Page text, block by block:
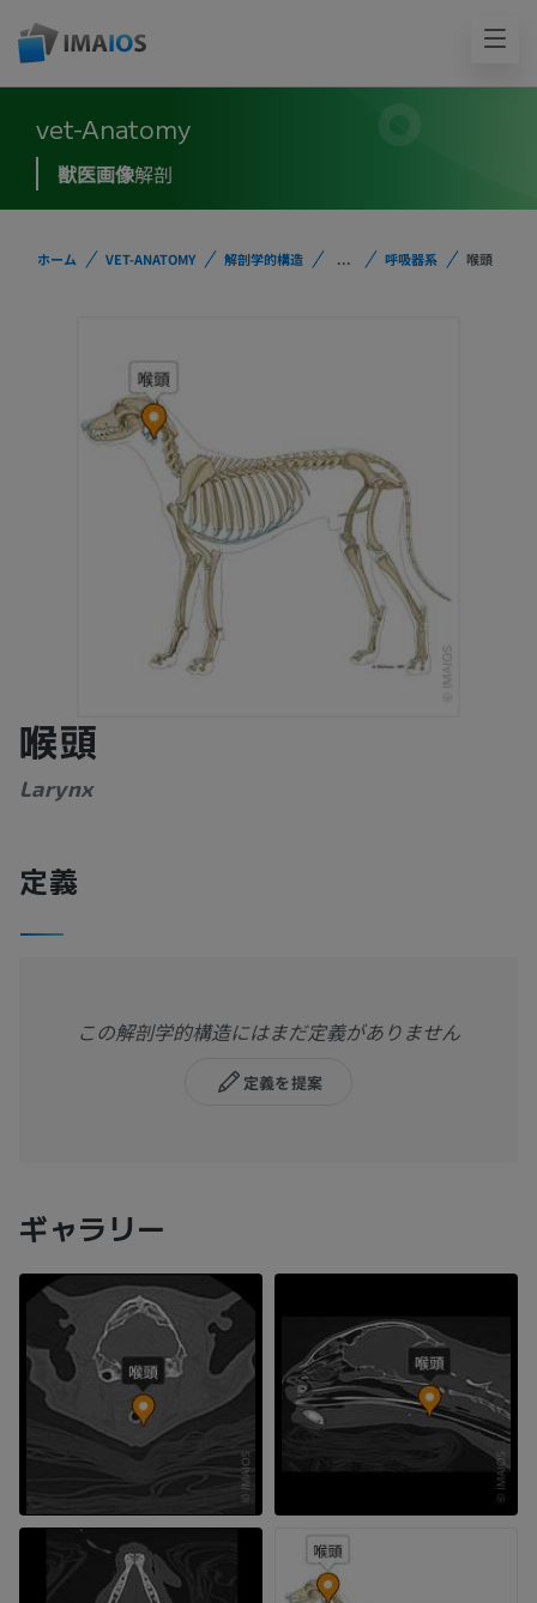
vet-Anatomy
獣医画像解剖
ホーム VET-ANATOMY 解剖学的構造 ... 呼吸器系 喉頭
喉頭
Larynx
定義
この解剖学的構造にはまだ定義がありません
定義を提案
ギャラリー